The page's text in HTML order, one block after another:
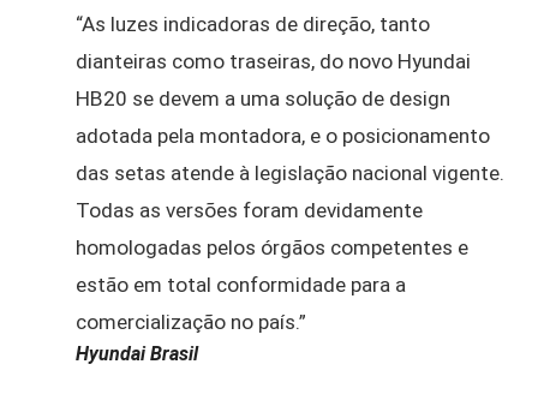
“As luzes indicadoras de direção, tanto
dianteiras como traseiras, do novo Hyundai
HB20 se devem a uma solução de design
adotada pela montadora, e o posicionamento
das setas atende à legislação nacional vigente.
Todas as versões foram devidamente
homologadas pelos órgãos competentes e
estão em total conformidade para a
comercialização no país.”
Hyundai Brasil